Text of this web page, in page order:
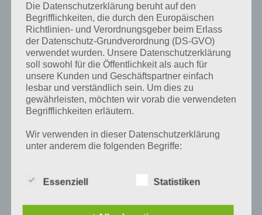
Prozent ein Wort und Rätsel-Spiel. Bereits über 10 Millionen mal
wurde die App mittlerweile heruntergeladen und gehört mit zu den
erfolgreichsten Spiele Apps in diesem Genre im Google Play Store
und iTunes App Store.
Auf WhatsApp teilen Teilen auf Facebook
Tweet auf Twitter
Mehr Artikel hier auf Touchportal
Die Datenschutzerklärung beruht auf den
Begrifflichkeiten, die durch den Europäischen
Richtlinien- und Verordnungsgeber beim Erlass
der Datenschutz-Grundverordnung (DS-GVO)
verwendet wurden. Unsere Datenschutzerklärung
soll sowohl für die Öffentlichkeit als auch für
unsere Kunden und Geschäftspartner einfach
lesbar und verständlich sein. Um dies zu
gewährleisten, möchten wir vorab die verwendeten
Begrifflichkeiten erläutern.
Wir verwenden in dieser Datenschutzerklärung
unter anderem die folgenden Begriffe:
a) personenbezogene Daten
Essenziell Statistiken